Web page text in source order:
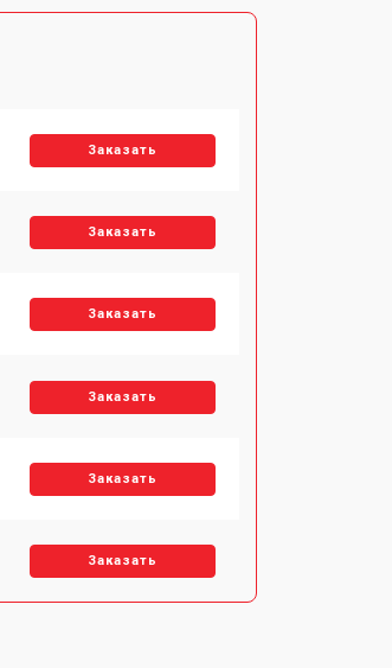
Заказать
Заказать
Заказать
Заказать
Заказать
Заказать